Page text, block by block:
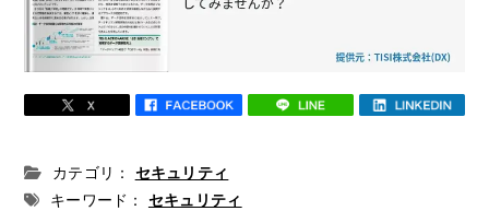
カテゴリ：
セキュリティ
キーワード：
セキュリティ